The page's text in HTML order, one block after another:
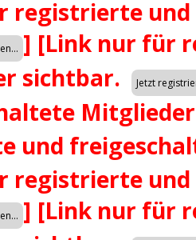
registrierte
] [Link nur für
sichtbar.
und
registrierte
] [Link nur für